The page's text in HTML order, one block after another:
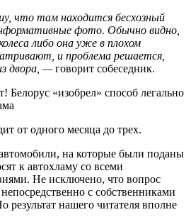
что там находится бесхозный
фото. Обычно видно,
либо она уже в плохом
и проблема решается,
двора, —говорит собеседник.
от одного месяца до трех.
автомобили, на которые были поданы
к автохламу со всеми
Не исключено, что вопрос
с собственниками
результат нашего читателя вполне